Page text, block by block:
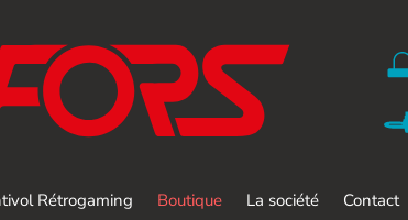
Rétrogaming Boutique La société Contact